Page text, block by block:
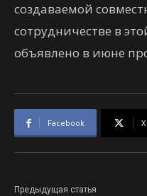
создаваемой
сотрудничестве в
объявлено в июне
Facebook X
Предыдущая статья